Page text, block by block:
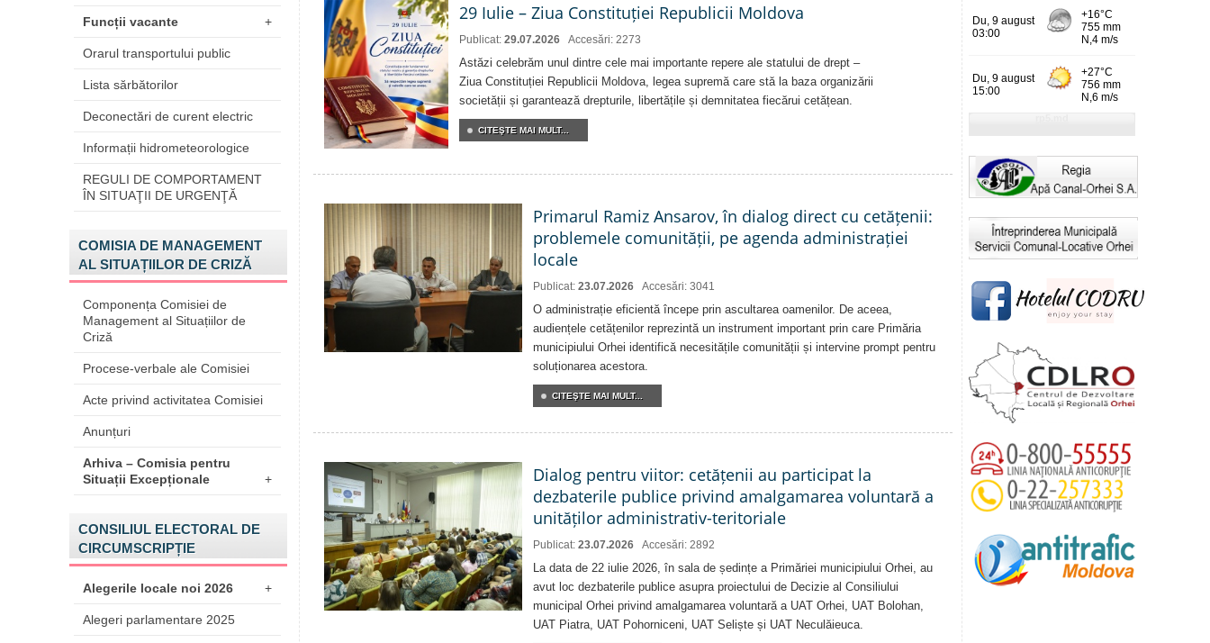
Funcții vacante +
Orarul transportului public
Lista sărbătorilor
Deconectări de curent electric
Informații hidrometeorologice
REGULI DE COMPORTAMENT
ÎN SITUAŢII DE URGENŢĂ
COMISIA DE MANAGEMENT
AL SITUAȚIILOR DE CRIZĂ
Componența Comisiei de
Management al Situațiilor de
Criză
Procese-verbale ale Comisiei
Acte privind activitatea Comisiei
Anunțuri
Arhiva – Comisia pentru
Situații Excepționale
+
CONSILIUL ELECTORAL DE
CIRCUMSCRIPȚIE
Alegerile locale noi 2026 +
Alegeri parlamentare 2025
29 Iulie – Ziua Constituției Republicii Moldova
Publicat: 29.07.2026 Accesări: 2273
Astăzi celebrăm unul dintre cele mai importante repere ale statului de drept –
Ziua Constituției Republicii Moldova, legea supremă care stă la baza organizării
societății și garantează drepturile, libertățile și demnitatea fiecărui cetățean.
CITEŞTE MAI MULT...
Primarul Ramiz Ansarov, în dialog direct cu cetățenii:
problemele comunității, pe agenda administrației
locale
Publicat: 23.07.2026 Accesări: 3041
O administrație eficientă începe prin ascultarea oamenilor. De aceea,
audiențele cetățenilor reprezintă un instrument important prin care Primăria
municipiului Orhei identifică necesitățile comunității și intervine prompt pentru
soluționarea acestora.
CITEŞTE MAI MULT...
Dialog pentru viitor: cetățenii au participat la
dezbaterile publice privind amalgamarea voluntară a
unităților administrativ-teritoriale
Publicat: 23.07.2026 Accesări: 2892
La data de 22 iulie 2026, în sala de ședințe a Primăriei municipiului Orhei, au
avut loc dezbaterile publice asupra proiectului de Decizie al Consiliului
municipal Orhei privind amalgamarea voluntară a UAT Orhei, UAT Bolohan,
UAT Piatra, UAT Pohorniceni, UAT Seliște și UAT Neculăieuca.